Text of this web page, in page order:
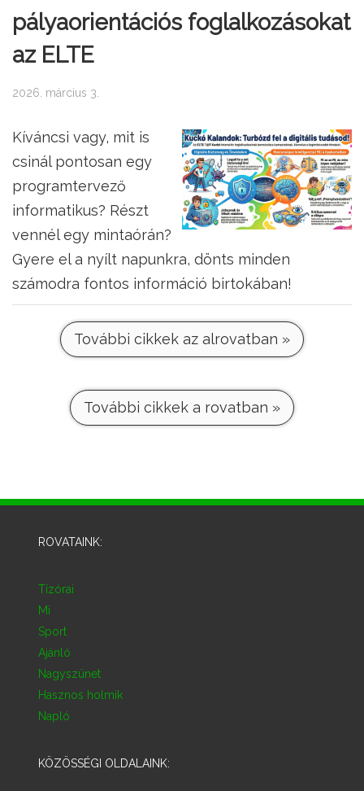
pályaorientációs foglalkozásokat
az ELTE
2026. március 3.
Kíváncsi vagy, mit is
csinál pontosan egy
programtervező
informatikus? Részt
vennél egy mintaórán?
Gyere el a nyílt napunkra, dönts minden
számodra fontos információ birtokában!
További cikkek az alrovatban »
További cikkek a rovatban »
ROVATAINK:
Tízórai
Mi
Sport
Ajánló
Nagyszünet
Hasznos holmik
Napló
KÖZÖSSÉGI OLDALAINK: